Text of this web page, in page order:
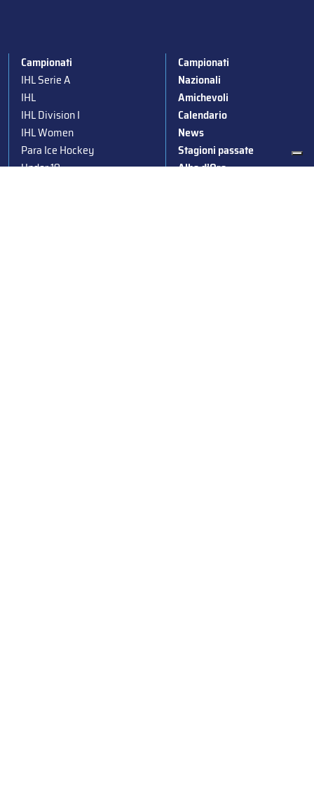
Campionati
IHL Serie A
IHL
IHL Division I
IHL Women
Para Ice Hockey
Under 19
Campionati
Nazionali
Amichevoli
Calendario
News
Stagioni passate
Albo d’Oro